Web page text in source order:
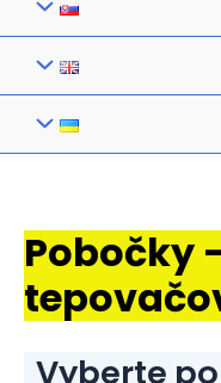
Pobočky
Vyberte